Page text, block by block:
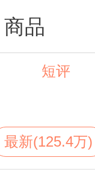
商品
短评
最新(125.4万)